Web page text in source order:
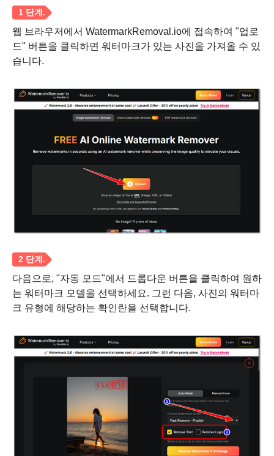
웹 브라우저에서 WatermarkRemoval.io에 접속하여 "업로
드" 버튼을 클릭하면 워터마크가 있는 사진을 가져올 수 있
습니다.
다음으로, "자동 모드"에서 드롭다운 버튼을 클릭하여 원하
는 워터마크 모델을 선택하세요. 그런 다음, 사진의 워터마
크 유형에 해당하는 확인란을 선택합니다.